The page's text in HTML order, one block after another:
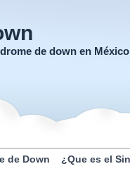
de down en México
de Down
¿Que es el